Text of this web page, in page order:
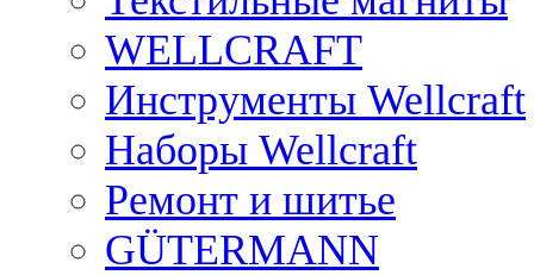
WELLCRAFT
Инструменты Wellcraft
Наборы Wellcraft
Ремонт и шитье
GÜTERMANN